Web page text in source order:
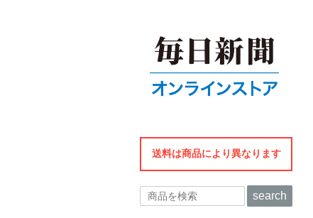
送料は商品により異なります
search